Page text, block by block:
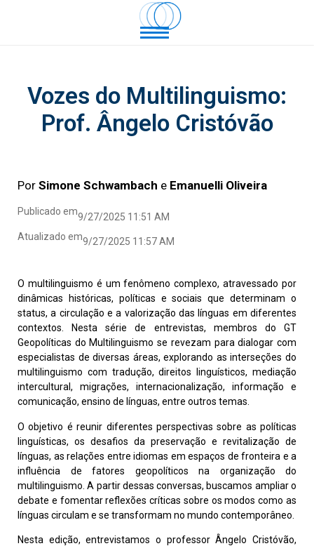
Vozes do Multilinguismo:
Prof. Ângelo Cristóvão
Por Simone Schwambach e Emanuelli Oliveira
Publicado em9/27/2025 11:51 AM
Atualizado em9/27/2025 11:57 AM
O multilinguismo é um fenômeno complexo, atravessado por
dinâmicas históricas, políticas e sociais que determinam o
status, a circulação e a valorização das línguas em diferentes
contextos. Nesta série de entrevistas, membros do GT
Geopolíticas do Multilinguismo se revezam para dialogar com
especialistas de diversas áreas, explorando as interseções do
multilinguismo com tradução, direitos linguísticos, mediação
intercultural, migrações, internacionalização, informação e
comunicação, ensino de línguas, entre outros temas.
O objetivo é reunir diferentes perspectivas sobre as políticas
linguísticas, os desafios da preservação e revitalização de
línguas, as relações entre idiomas em espaços de fronteira e a
influência de fatores geopolíticos na organização do
multilinguismo. A partir dessas conversas, buscamos ampliar o
debate e fomentar reflexões críticas sobre os modos como as
línguas circulam e se transformam no mundo contemporâneo.
Nesta edição, entrevistamos o professor Ângelo Cristóvão,